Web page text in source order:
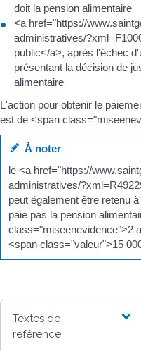
doit la pension alimentaire
<a href="https://
administratives/
public</a>, après l'échec
présentant la décision de
alimentaire
L'action pour obtenir le
est de <span
À noter
le <a href="https://
administratives/
peut également être retenu
paie pas la pension
class="miseenevidence">2
<span class="valeur">15
Textes de
référence